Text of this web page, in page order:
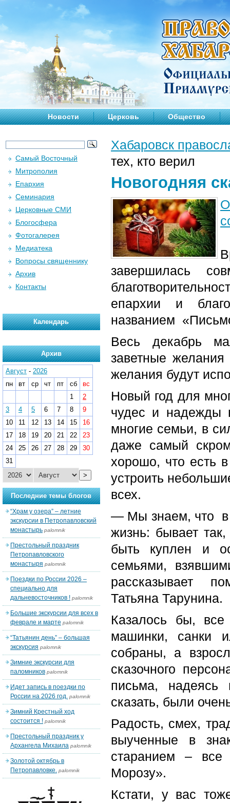
Новости Церковь Общество
Хабаровск
тех, кто верил
Новогодняя
завершилась
епархии и
названием
Весь декабрь
заветные
желания будут
Новый год для
чудес и надежды
многие семьи, в
даже самый
хорошо, что есть
устроить
всех.
— Мы знаем, что в
жизнь: бывает
быть куплен и
семьями,
рассказывает
Татьяна Тарунина.
Казалось бы,
машинки, санки
собраны, а
сказочного
письма, надеясь
сказать, были
Радость, смех,
выученные в
старанием – все
Морозу».
Кстати, у вас
Самый Восточный
Митрополия
Епархия
Семинария
Церковные СМИ
Блогосфера
Фотогалерея
Медиатека
Вопросы священнику
Архив
Контакты
Календарь
Архив
Август - 2026
пн
вт ср чт пт сб
вс
1
2
3
4 5 6 7 8
9
10
11 12 13 14 15
16
17
18 19 20 21 22
23
24
25 26 27 28 29
30
31
>
Последние темы блогов
“Храм у озера” – летние
экскурсии в Петропавловский
монастырь palomnik
Престольный праздник
Петропавловского
монастыря palomnik
Поездки по России 2026 –
специально для
дальневосточников ! palomnik
Большие экскурсии для всех в
феврале и марте palomnik
“Татьянин день” – большая
экскурсия palomnik
Зимние экскурсии для
паломников palomnik
Идет запись в поездки по
России на 2026 год. palomnik
Зимний Крестный ход
состоится ! palomnik
Престольный праздник у
Архангела Михаила palomnik
Золотой октябрь в
Петропавловке. palomnik